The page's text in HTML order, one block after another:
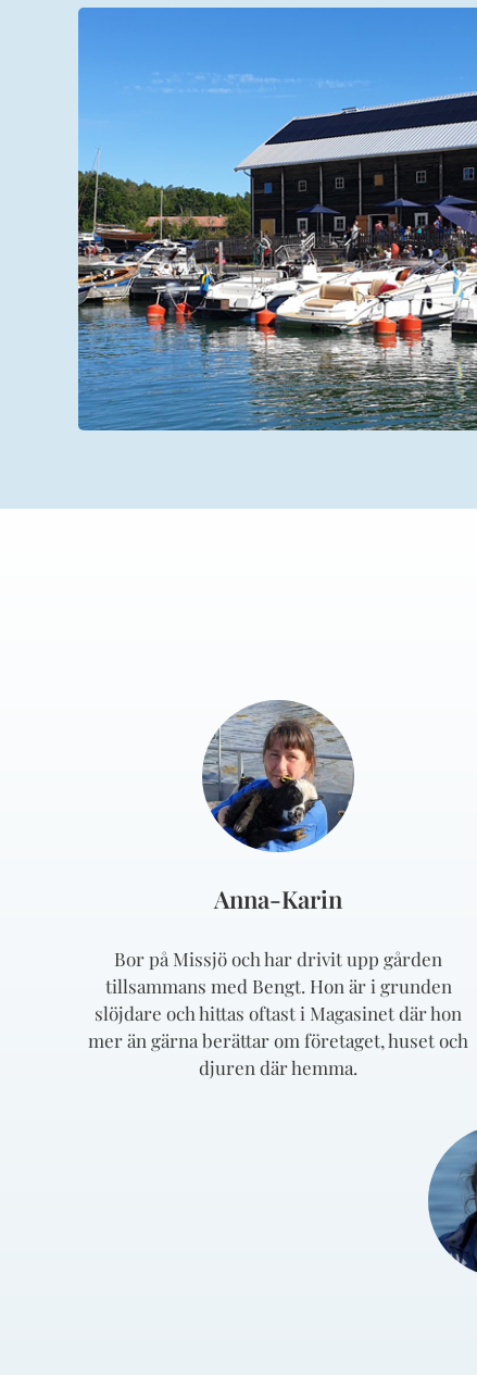
Anna-Karin
Bor på Missjö och har drivit upp gården
tillsammans med Bengt. Hon är i grunden
slöjdare och hittas oftast i Magasinet där hon
mer än gärna berättar om företaget, huset och
djuren där hemma.